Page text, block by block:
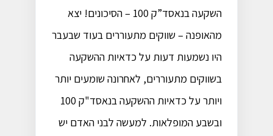
השקעה בנאסד”ק 100 – הסיכונים! יצא
מהאופנה – שווקים מתעוררים בעוד שבעבר
היו נשמעות דעות על כדאיות ההשקעה
בשווקים מתעוררים, לאחרונה שומעים יותר
ויותר על כדאיות ההשקעה בנאסד"ק 100
ובשבע המופלאות. למעשה לבני האדם יש